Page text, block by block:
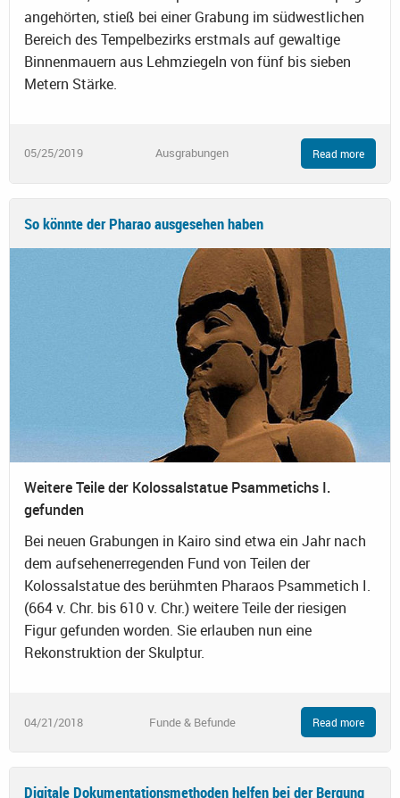
angehörten, stieß bei einer Grabung im südwestlichen
Bereich des Tempelbezirks erstmals auf gewaltige
Binnenmauern aus Lehmziegeln von fünf bis sieben
Metern Stärke.
05/25/2019 Ausgrabungen Read more
So könnte der Pharao ausgesehen haben
Weitere Teile der Kolossalstatue Psammetichs I.
gefunden
Bei neuen Grabungen in Kairo sind etwa ein Jahr nach
dem aufsehenerregenden Fund von Teilen der
Kolossalstatue des berühmten Pharaos Psammetich I.
(664 v. Chr. bis 610 v. Chr.) weitere Teile der riesigen
Figur gefunden worden. Sie erlauben nun eine
Rekonstruktion der Skulptur.
04/21/2018 Funde & Befunde Read more
Digitale Dokumentationsmethoden helfen bei der Bergung